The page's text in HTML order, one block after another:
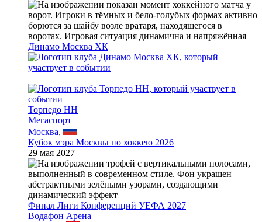
Динамо Москва ХК
—
Торпедо НН
Мегаспорт
Москва,
Кубок мэра Москвы по хоккею 2026
29 мая 2027
Финал Лиги Конференций УЕФА 2027
Водафон Арена